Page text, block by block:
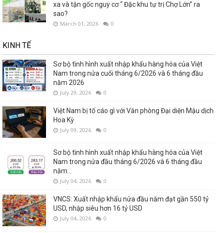
xa và tận gốc nguy cơ “ Đặc khu tự trị Chợ Lớn” ra
sao?
March 01, 2026 0
KINH TẾ
Sơ bộ tình hình xuất nhập khẩu hàng hóa của Việt
Nam trong nửa cuối tháng 6/2026 và 6 tháng đầu
năm 2026
July 29, 2026 0
Việt Nam bị tố cáo gì với Văn phòng Đại diện Mậu dịch
Hoa Kỳ
July 09, 2026 0
Sơ bộ tình hình xuất nhập khẩu hàng hóa của Việt
Nam trong nửa đầu tháng 6/2026 và 6 tháng đầu
năm...
July 04, 2026 0
VNCS: Xuất nhập khẩu nửa đầu năm đạt gần 550 tỷ
USD, nhập siêu hơn 16 tỷ USD
July 04, 2026 0